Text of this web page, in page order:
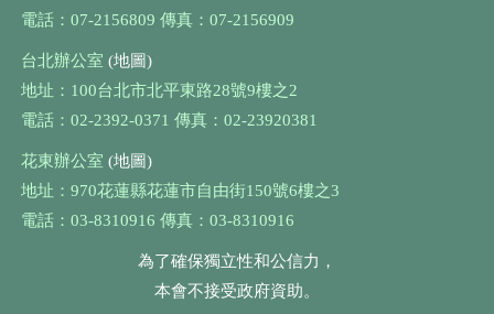
電話：07-2156809 傳真：07-2156909
台北辦公室 (地圖)
地址：100台北市北平東路28號9樓之2
電話：02-2392-0371 傳真：02-23920381
花東辦公室 (地圖)
地址：970花蓮縣花蓮市自由街150號6樓之3
電話：03-8310916 傳真：03-8310916
為了確保獨立性和公信力，
本會不接受政府資助。